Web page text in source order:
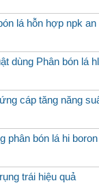
lá hỗn hợp npk an
dùng Phân bón lá
cáp tăng năng
phân bón lá hi
trái hiệu quả